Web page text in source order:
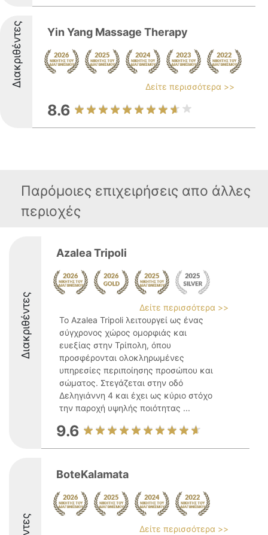
Διακριθέντες Yin Yang Massage Therapy
Δείτε περισσότερα >>
8.6
Παρόμοιες επιχειρήσεις απο άλλες
περιοχές
Διακριθέντες
Azalea Tripoli
Δείτε περισσότερα >>
Το Azalea Tripoli λειτουργεί ως ένας
σύγχρονος χώρος ομορφιάς και
ευεξίας στην Τρίπολη, όπου
προσφέρονται ολοκληρωμένες
υπηρεσίες περιποίησης προσώπου και
σώματος. Στεγάζεται στην οδό
Δεληγιάννη 4 και έχει ως κύριο στόχο
την παροχή υψηλής ποιότητας ...
9.6
BoteKalamata
Δείτε περισσότερα >>